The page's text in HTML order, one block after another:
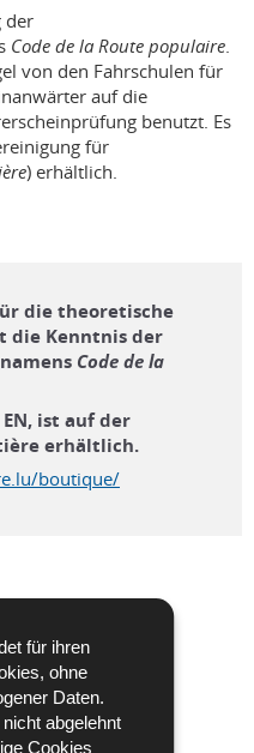
für ihren
ohne
Daten.
abgelehnt
Cookies
der
Code de la Route populaire
von den Fahrschulen für
auf die
benutzt. Es
für
) erhältlich.
die theoretische
die Kenntnis der
Code de la
EN, ist auf der
erhältlich.
boutique/